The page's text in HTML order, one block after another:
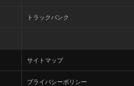
トラックバンク
サイトマップ
プライバシーポリシー